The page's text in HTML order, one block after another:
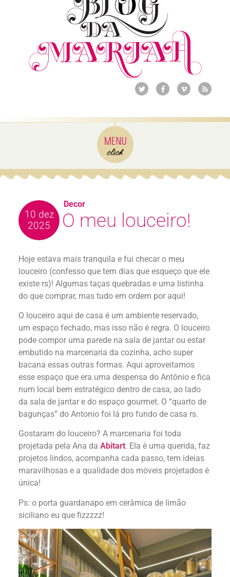
10 dez
2025
O meu louceiro!
Hoje estava mais tranquila e fui checar o meu
louceiro (confesso que tem dias que esqueço que ele
existe rs)! Algumas taças quebradas e uma listinha
do que comprar, mas tudo em ordem por aqui!
O louceiro aqui de casa é um ambiente reservado,
um espaço fechado, mas isso não é regra. O louceiro
pode compor uma parede na sala de jantar ou estar
embutido na marcenaria da cozinha, acho super
bacana essas outras formas. Aqui aproveitamos
esse espaço que era uma despensa do Antônio e fica
num local bem estratégico dentro de casa, ao lado
da sala de jantar e do espaço gourmet. O “quarto de
bagunças” do Antonio foi lá pro fundo de casa rs.
Gostaram do louceiro? A marcenaria foi toda
projetada pela Ana da Abitart. Ela é uma querida, faz
projetos lindos, acompanha cada passo, tem ideias
maravilhosas e a qualidade dos móveis projetados é
única!
Ps: o porta guardanapo em cerâmica de limão
siciliano eu que fizzzzz!
Decor